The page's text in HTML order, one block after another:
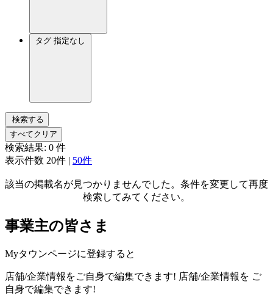
タグ 指定なし
検索する
すべてクリア
検索結果: 0 件
表示件数 20件 | 50件
該当の掲載名が見つかりませんでした。条件を変更して再度
検索してみてください。
事業主の皆さま
Myタウンページに登録すると
店舗/企業情報をご自身で編集できます! 店舗/企業情報を ご
自身で編集できます!